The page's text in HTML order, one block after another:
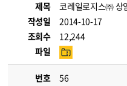
제목
코레일로지스㈜ 상
작성일
2014-10-17
조회수
12,244
파일
번호
56